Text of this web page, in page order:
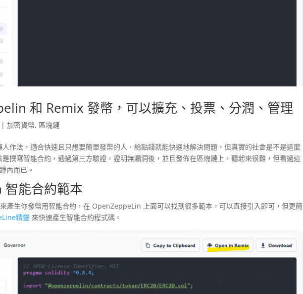
和 Remix 發幣，可以擴充、投票、分潤、管理
|加密貨幣,區塊鏈
作法，適合快速且只想要簡單發幣的人，給點錢就能快速地解決問題，但真實的社會是不是這麼
撰寫智能合約，通過第三方驗證，證明無漏洞後，並且發佈在區塊鏈上，聽起來很難，但看過這
內而已。
能合約範本
來產生你發幣用智能合約，在 OpenZeppeLin 上面可以找到很多範本，可以直接引入即可，但更簡
精靈 來快速產生智能合約程式碼。